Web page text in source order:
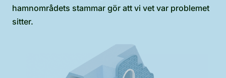
hamnområdets stammar gör att vi vet var problemet
sitter.